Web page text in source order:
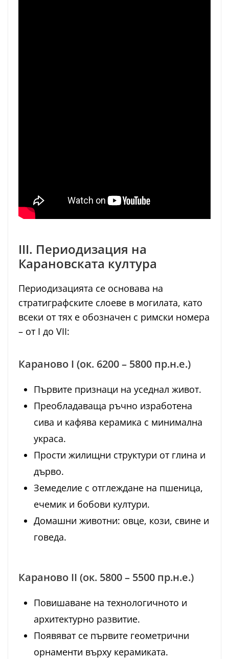
III. Периодизация на
Карановската култура
Периодизацията се основава на
стратиграфските слоеве в могилата, като
всеки от тях е обозначен с римски номера
– от I до VII:
Караново I (ок. 6200 – 5800 пр.н.е.)
Първите признаци на уседнал живот.
Преобладаваща ръчно изработена
сива и кафява керамика с минимална
украса.
Прости жилищни структури от глина и
дърво.
Земеделие с отглеждане на пшеница,
ечемик и бобови култури.
Домашни животни: овце, кози, свине и
говеда.
Караново II (ок. 5800 – 5500 пр.н.е.)
Повишаване на технологичното и
архитектурно развитие.
Появяват се първите геометрични
орнаменти върху керамиката.